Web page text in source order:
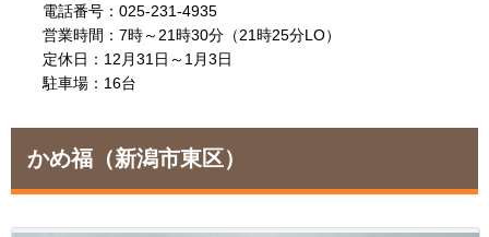
電話番号：025-231-4935
営業時間：7時～21時30分（21時25分LO）
定休日：12月31日～1月3日
駐車場：16台
かめ福 （新潟市東区）